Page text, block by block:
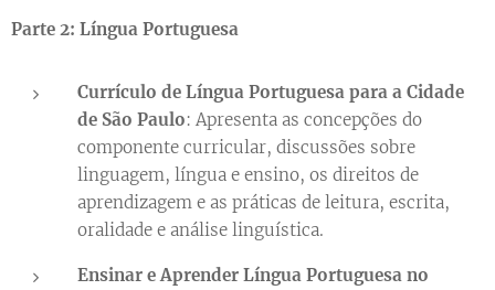
Parte 2: Língua Portuguesa
Currículo de Língua Portuguesa para a Cidade
de São Paulo: Apresenta as concepções do
componente curricular, discussões sobre
linguagem, língua e ensino, os direitos de
aprendizagem e as práticas de leitura, escrita,
oralidade e análise linguística.
Ensinar e Aprender Língua Portuguesa no